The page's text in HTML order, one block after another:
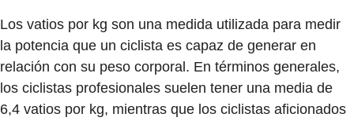
Los vatios por kg son una medida utilizada para medir
la potencia que un ciclista es capaz de generar en
relación con su peso corporal. En términos generales,
los ciclistas profesionales suelen tener una media de
6,4 vatios por kg, mientras que los ciclistas aficionados